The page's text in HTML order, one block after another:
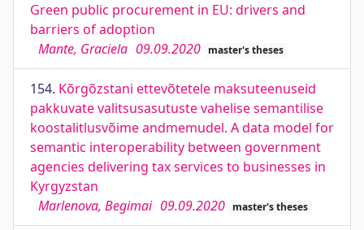
Green public procurement in EU: drivers and
barriers of adoption
Mante, Graciela 09.09.2020 master's theses
154. Kõrgõzstani ettevõtetele maksuteenuseid
pakkuvate valitsusasutuste vahelise semantilise
koostalitlusvõime andmemudel. A data model for
semantic interoperability between government
agencies delivering tax services to businesses in
Kyrgyzstan
Marlenova, Begimai 09.09.2020 master's theses